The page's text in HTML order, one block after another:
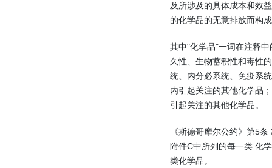
及所涉及的具体成本和效
的化学品的无意排放而构
其中"化学品"一词在注释
久性、生物蓄积性和毒性
统、内分必系统、免疫系
内引起关注的其他化学品
引起关注的其他化学品。
《斯德哥摩尔公约》第5
附件C中所列的每一类 化
类化学品。